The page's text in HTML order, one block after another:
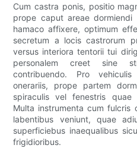
Cum castra ponis, positio
prope caput areae
hamaco affixere, optimum
secretum a locis castrorum
versus interiora tentorii tui
personalem creet sine
contribuendo. Pro
onerariis, prope partem
spiraculis vel fenestris quae
Multa instrumenta cum fulcris
labentibus veniunt, quae
superficiebus inaequalibus
frigidioribus.